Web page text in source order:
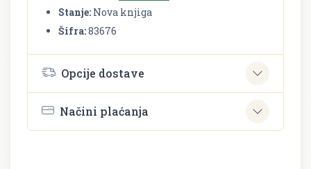
Stanje: Nova knjiga
Šifra:83676
Opcije dostave
Načini plaćanja